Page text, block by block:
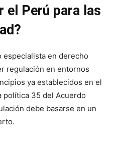
el Perú para las
especialista en derecho
regulación en entornos
ya establecidos en el
política 35 del Acuerdo
debe basarse en un